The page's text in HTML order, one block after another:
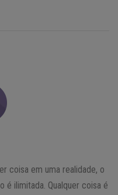
coisa em uma realidade, o
é ilimitada. Qualquer coisa é